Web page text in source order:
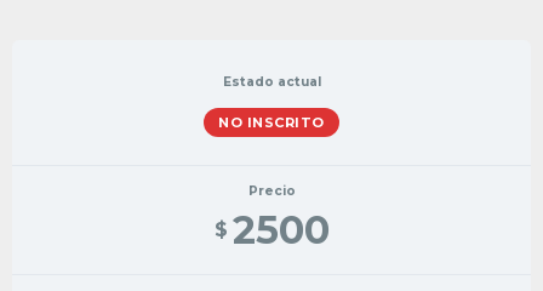
Estado actual
NO INSCRITO
Precio
$ 2500